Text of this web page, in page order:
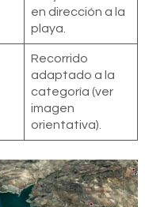
en dirección a la
playa.
Recorrido
adaptado a la
categoría (ver
imagen
orientativa).